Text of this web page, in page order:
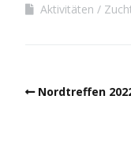
Aktivitäten
Nordtreffen